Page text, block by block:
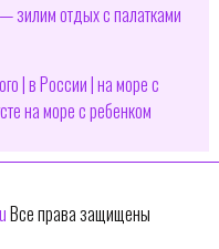
зилим отдых с палатками
| в России | на море с
на море с ребенком
Все права защищены